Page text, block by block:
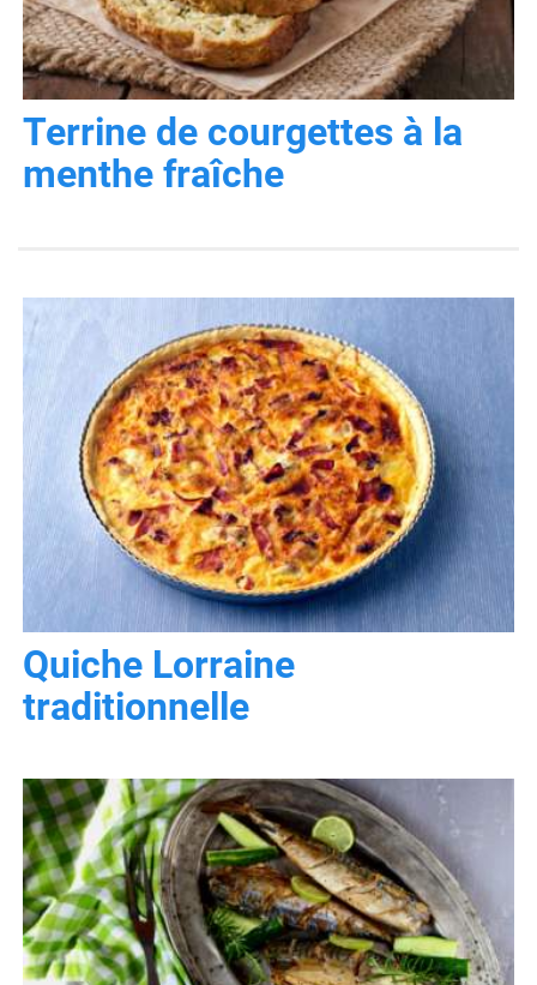
Terrine de courgettes à la
menthe fraîche
Quiche Lorraine
traditionnelle